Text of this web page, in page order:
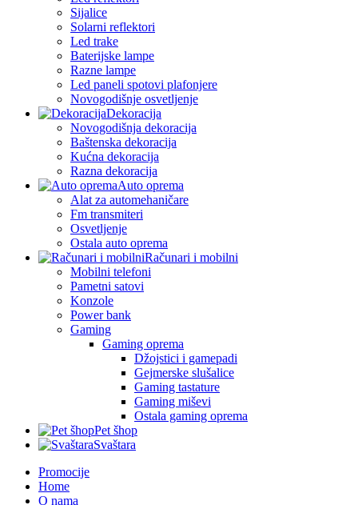
Sijalice
Solarni reflektori
Led trake
Baterijske lampe
Razne lampe
Led paneli spotovi plafonjere
Novogodišnje osvetljenje
Dekoracija
Novogodišnja dekoracija
Baštenska dekoracija
Kućna dekoracija
Razna dekoracija
Auto oprema
Alat za automehaničare
Fm transmiteri
Osvetljenje
Ostala auto oprema
Računari i mobilni
Mobilni telefoni
Pametni satovi
Konzole
Power bank
Gaming
Gaming oprema
Džojstici i gamepadi
Gejmerske slušalice
Gaming tastature
Gaming miševi
Ostala gaming oprema
Pet šhop
Svaštara
Promocije
Home
O nama